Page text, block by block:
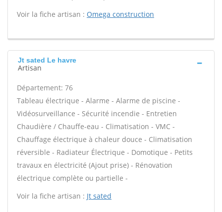
Voir la fiche artisan : Omega construction
Jt sated Le havre
Artisan
Département: 76
Tableau électrique - Alarme - Alarme de piscine -
Vidéosurveillance - Sécurité incendie - Entretien
Chaudière / Chauffe-eau - Climatisation - VMC -
Chauffage électrique à chaleur douce - Climatisation
réversible - Radiateur Électrique - Domotique - Petits
travaux en électricité (Ajout prise) - Rénovation
électrique complète ou partielle -
Voir la fiche artisan : Jt sated